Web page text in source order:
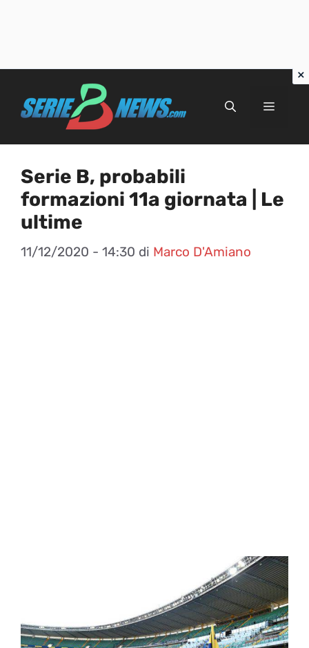
Menu
Serie B, probabili
formazioni 11a giornata | Le
ultime
11/12/2020 - 14:30 di Marco D'Amiano